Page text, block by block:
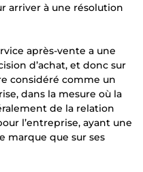
arriver à une résolution
après-vente a une
d’achat, et donc sur
considéré comme un
dans la mesure où la
de la relation
l’entreprise, ayant une
marque que sur ses